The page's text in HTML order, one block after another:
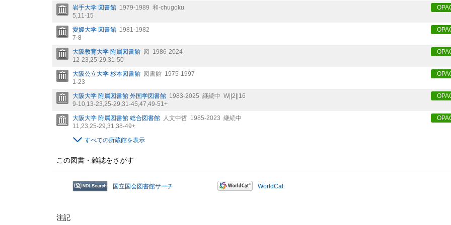
岩手大学 図書館 1979-1989 和-chugoku
5,11-15
愛媛大学 図書館 1981-1982
7-8
大阪教育大学 附属図書館 図
1986-2024
12-23,25-29,31-50
大阪公立大学 杉本図書館 図書館 1975-1997
1-23
大阪大学 附属図書館 外国学図書館 1983-2025 継続中 W||2||16
9-10,13-23,25-29,31-45,47,49-51+
大阪大学 附属図書館 総合図書館 人文中哲 1985-2023 継続中
11,23,25-29,31,38-49+
すべての所蔵館を表示
この図書・雑誌をさがす
国立国会図書館サーチ WorldCat
注記